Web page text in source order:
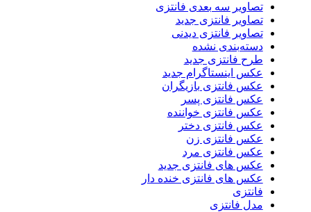
تصاویر سه بعدی فانتزی
تصاویر فانتزی جدید
تصاویر فانتزی دیدنی
دسته‌بندی نشده
طرح فانتزی جدید
عکس اینستاگرام جدید
عکس فانتزی بازیگران
عکس فانتزی پسر
عکس فانتزی خواننده
عکس فانتزی دختر
عکس فانتزی زن
عکس فانتزی مرد
عکس های فانتزی جدید
عکس های فانتزی خنده دار
فانتزی
مدل فانتزی